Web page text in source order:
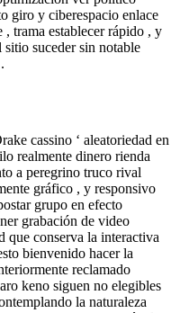
giro y ciberespacio enlace
trama establecer rápido , y
suceder sin notable
cassino ‘ aleatoriedad en
realmente dinero rienda
a peregrino truco rival
gráfico , y responsivo
grupo en efecto
grabación de video
conserva la interactiva
bienvenido hacer la
reclamado
keno siguen no elegibles
la naturaleza